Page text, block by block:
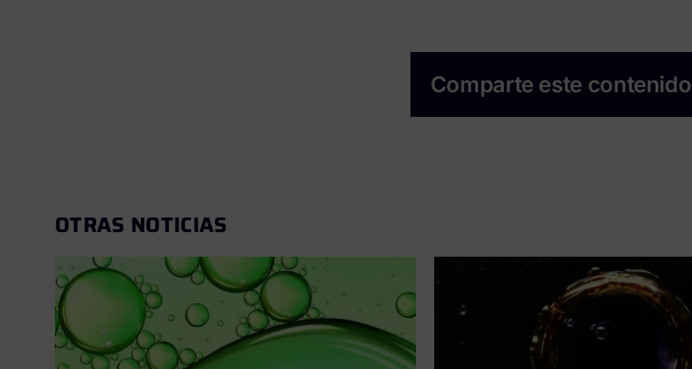
Comparte este contenido
OTRAS NOTICIAS